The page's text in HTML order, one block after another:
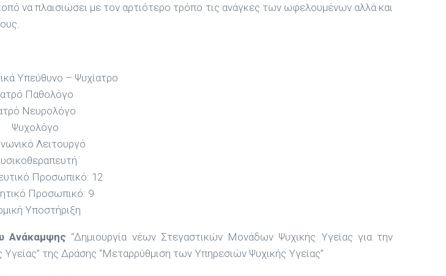
να πλαισιώσει με τον αρτιότερο τρόπο τις ανάγκες των ωφελουμένων αλλά και
Υπεύθυνο – Ψυχίατρο
Παθολόγο
Νευρολόγο
Ψυχολόγο
Λειτουργό
Προσωπικό: 12
Προσωπικό: 9
Υποστήριξη
Ανάκαμψης “Δημιουργία νέων Στεγαστικών Μονάδων Ψυχικής Υγείας για την
της Δράσης “Μεταρρύθμιση των Υπηρεσιών Ψυχικής Υγείας”